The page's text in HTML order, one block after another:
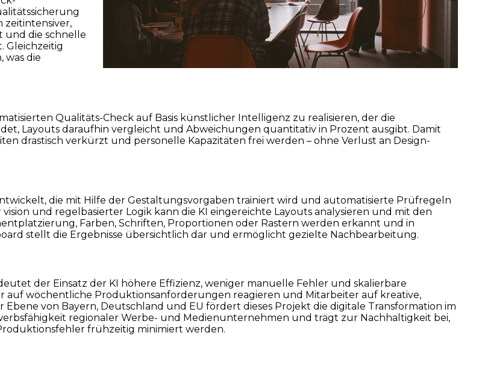
und die schnelle
Gleichzeitig
was die
Qualitäts-Check auf Basis künstlicher Intelligenz zu realisieren, der die
Layouts daraufhin vergleicht und Abweichungen quantitativ in Prozent ausgibt. Damit
drastisch verkürzt und personelle Kapazitäten frei werden – ohne Verlust an Design-
die mit Hilfe der Gestaltungsvorgaben trainiert wird und automatisierte Prüfregeln
und regelbasierter Logik kann die KI eingereichte Layouts analysieren und mit den
Farben, Schriften, Proportionen oder Rastern werden erkannt und in
stellt die Ergebnisse übersichtlich dar und ermöglicht gezielte Nachbearbeitung.
der Einsatz der KI höhere Effizienz, weniger manuelle Fehler und skalierbare
auf wöchentliche Produktionsanforderungen reagieren und Mitarbeiter auf kreative,
von Bayern, Deutschland und EU fördert dieses Projekt die digitale Transformation im
regionaler Werbe- und Medienunternehmen und trägt zur Nachhaltigkeit bei,
frühzeitig minimiert werden.